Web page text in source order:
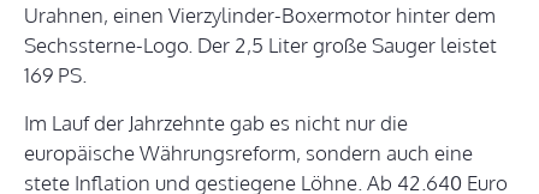
Urahnen, einen Vierzylinder-Boxermotor hinter dem
Sechssterne-Logo. Der 2,5 Liter große Sauger leistet
169 PS.
Im Lauf der Jahrzehnte gab es nicht nur die
europäische Währungsreform, sondern auch eine
stete Inflation und gestiegene Löhne. Ab 42.640 Euro